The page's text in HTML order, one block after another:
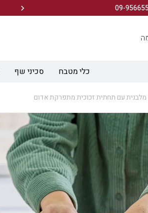
הראשונה!
כלי מטבח סכיני שף
מלבנית עם תחתית זכוכית מתפרקת אדום